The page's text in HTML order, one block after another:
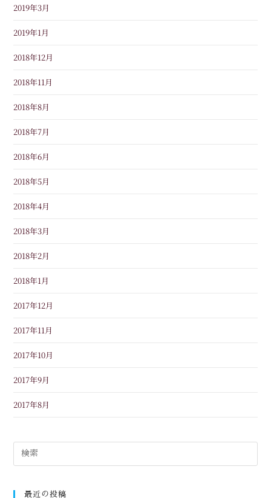
2019年3月
2019年1月
2018年12月
2018年11月
2018年8月
2018年7月
2018年6月
2018年5月
2018年4月
2018年3月
2018年2月
2018年1月
2017年12月
2017年11月
2017年10月
2017年9月
2017年8月
最近の投稿